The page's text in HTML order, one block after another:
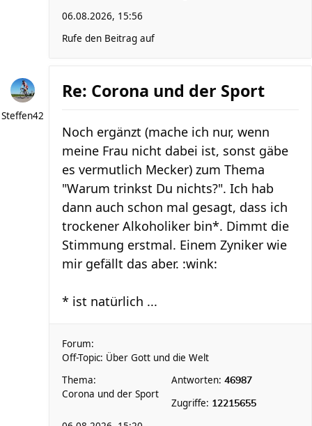
06.08.2026, 15:56
Rufe den Beitrag auf
Steffen42
Re: Corona und der Sport
Noch ergänzt (mache ich nur, wenn
meine Frau nicht dabei ist, sonst gäbe
es vermutlich Mecker) zum Thema
"Warum trinkst Du nichts?". Ich hab
dann auch schon mal gesagt, dass ich
trockener Alkoholiker bin*. Dimmt die
Stimmung erstmal. Einem Zyniker wie
mir gefällt das aber. :wink:
* ist natürlich ...
Forum:
Off-Topic: Über Gott und die Welt
Thema:
Corona und der Sport
Antworten: 46987
Zugriffe: 12215655